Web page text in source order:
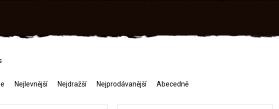
Nejlevnější Nejdražší Nejprodávanější Abecedně